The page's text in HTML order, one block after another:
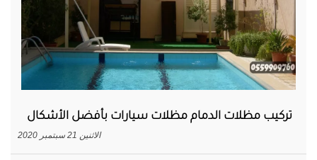
تركيب مظلات الدمام مظلات سيارات بأفضل الأشكال
الاثنين 21 سبتمبر 2020